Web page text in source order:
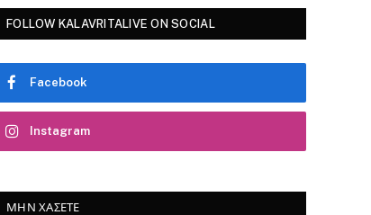
FOLLOW KALAVRITALIVE ON SOCIAL
Facebook
Instagram
ΜΗΝ ΧΆΣΕΤΕ